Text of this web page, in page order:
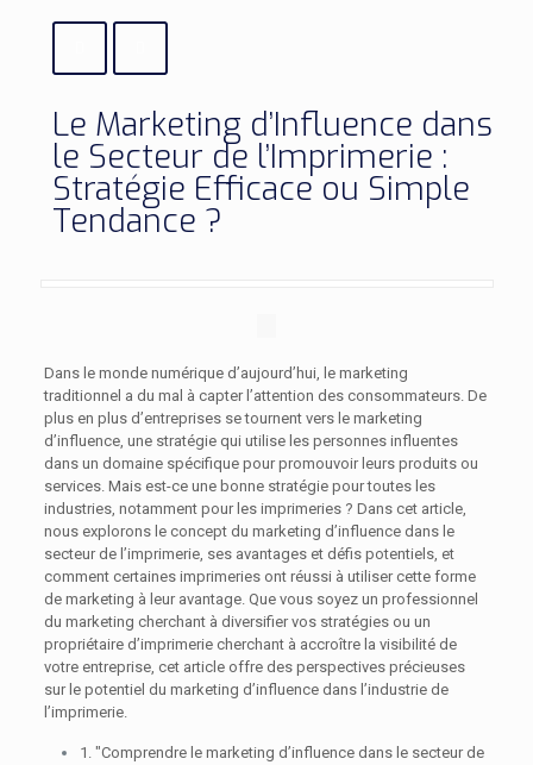
Le Marketing d’Influence dans
le Secteur de l’Imprimerie :
Stratégie Efficace ou Simple
Tendance ?
Dans le monde numérique d’aujourd’hui, le marketing
traditionnel a du mal à capter l’attention des consommateurs. De
plus en plus d’entreprises se tournent vers le marketing
d’influence, une stratégie qui utilise les personnes influentes
dans un domaine spécifique pour promouvoir leurs produits ou
services. Mais est-ce une bonne stratégie pour toutes les
industries, notamment pour les imprimeries ? Dans cet article,
nous explorons le concept du marketing d’influence dans le
secteur de l’imprimerie, ses avantages et défis potentiels, et
comment certaines imprimeries ont réussi à utiliser cette forme
de marketing à leur avantage. Que vous soyez un professionnel
du marketing cherchant à diversifier vos stratégies ou un
propriétaire d’imprimerie cherchant à accroître la visibilité de
votre entreprise, cet article offre des perspectives précieuses
sur le potentiel du marketing d’influence dans l’industrie de
l’imprimerie.
1. "Comprendre le marketing d’influence dans le secteur de